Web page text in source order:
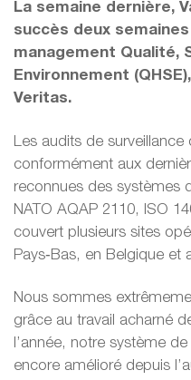
La semaine dernière,
succès deux
management Qualité,
Environnement
Veritas.
Les audits de
conformément aux
reconnues des systèmes
NATO AQAP 2110, ISO
couvert plusieurs sites
Pays‑Bas, en Belgique et
Nous sommes
grâce au travail acharné
l’année, notre système
encore amélioré depuis